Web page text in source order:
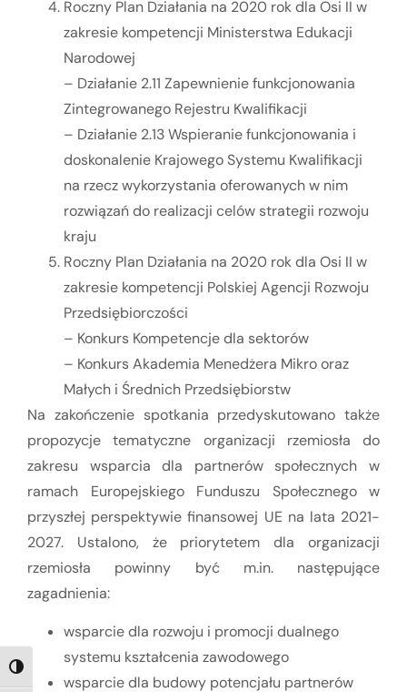
TOGGLE HIGH CONTRAST
Roczny Plan Działania na 2020 rok dla Osi II w
zakresie kompetencji Ministerstwa Edukacji
Narodowej
– Działanie 2.11 Zapewnienie funkcjonowania
Zintegrowanego Rejestru Kwalifikacji
– Działanie 2.13 Wspieranie funkcjonowania i
doskonalenie Krajowego Systemu Kwalifikacji
na rzecz wykorzystania oferowanych w nim
rozwiązań do realizacji celów strategii rozwoju
kraju
Roczny Plan Działania na 2020 rok dla Osi II w
zakresie kompetencji Polskiej Agencji Rozwoju
Przedsiębiorczości
– Konkurs Kompetencje dla sektorów
– Konkurs Akademia Menedżera Mikro oraz
Małych i Średnich Przedsiębiorstw
Na zakończenie spotkania przedyskutowano także
propozycje tematyczne organizacji rzemiosła do
zakresu wsparcia dla partnerów społecznych w
ramach Europejskiego Funduszu Społecznego w
przyszłej perspektywie finansowej UE na lata 2021-
2027. Ustalono, że priorytetem dla organizacji
rzemiosła powinny być m.in. następujące
zagadnienia:
wsparcie dla rozwoju i promocji dualnego
systemu kształcenia zawodowego
wsparcie dla budowy potencjału partnerów